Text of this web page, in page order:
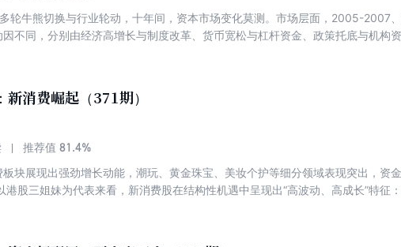
轮牛熊切换与行业轮动，十年间，资本市场变化莫测。市场层面，2005-2007
不同，分别由经济高增长与制度改革、货币宽松与杠杆资金、政策托底与机构
核心均以企业内在价值应对变化。市场的题材不断轮动，但价值投资锚定企业内
心逻辑始终不变，正是以这不变的底层方法论，从容应对行业变迁与市场波动的
践与行业周期，汇集10篇涵盖投资认知、市场周期、行业变迁、策略实践与个人
的多维度思考。
新消费崛起（371期）
推荐值 81.4%
块展现出强劲增长动能，潮玩、黄金珠宝、美妆个护等细分领域表现突出，资
港股三姐妹为代表来看，新消费股在结构性机遇中呈现出“高波动、高成长”特征